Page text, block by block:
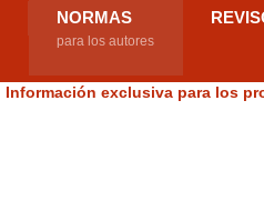
NORMAS
para los autores
Información exclusiva para los